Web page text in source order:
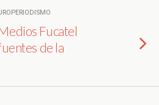
Fucatel
de la